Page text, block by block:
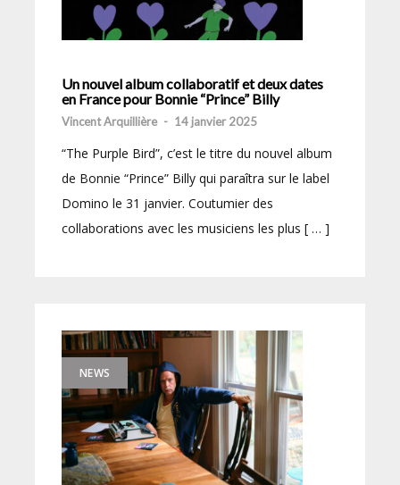
Un nouvel album collaboratif et deux dates
en France pour Bonnie “Prince” Billy
Vincent Arquillière - 14 janvier 2025
“The Purple Bird”, c’est le titre du nouvel album
de Bonnie “Prince” Billy qui paraîtra sur le label
Domino le 31 janvier. Coutumier des
collaborations avec les musiciens les plus [ … ]
NEWS